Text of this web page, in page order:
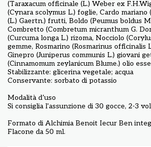
(Taraxacum officinale (L.) Weber ex
(Cynara scolymus L.) foglie, Cardo mariano
(L.) Gaertn.) frutti, Boldo (Peumus boldus
Combretto (Combretum micranthum G.
(Curcuma longa L.) rizoma, Nocciolo
gemme, Rosmarino (Rosmarinus officinalis
Ginepro (Juniperus communis L.) giovani
(Cinnamomum zeylanicum Blume.) olio
Stabilizzante: glicerina vegetale; acqua
Conservante: sorbato di potassio
Modalità d’uso
Si consiglia l'assunzione di 30 gocce, 2-3
Formato di Alchimia Benoit Iecur Ben
Flacone da 50 ml.